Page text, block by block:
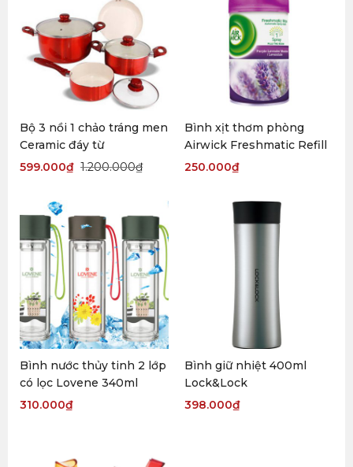
Bộ 3 nồi 1 chảo tráng men
Ceramic đáy từ
1.200.000₫
599.000₫
Bình xịt thơm phòng
Airwick Freshmatic Refill
250.000₫
Bình nước thủy tinh 2 lớp
có lọc Lovene 340ml
310.000₫
Bình giữ nhiệt 400ml
Lock&Lock
398.000₫